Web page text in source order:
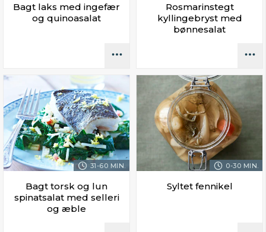
Bagt laks med ingefær
og quinoasalat
Rosmarinstegt
kyllingebryst med
bønnesalat
31-60 MIN.
Bagt torsk og lun
spinatsalat med selleri
og æble
0-30 MIN.
Syltet fennikel